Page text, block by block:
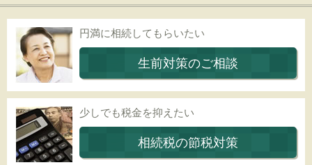
円満に相続してもらいたい
生前対策のご相談
少しでも税金を抑えたい
相続税の節税対策